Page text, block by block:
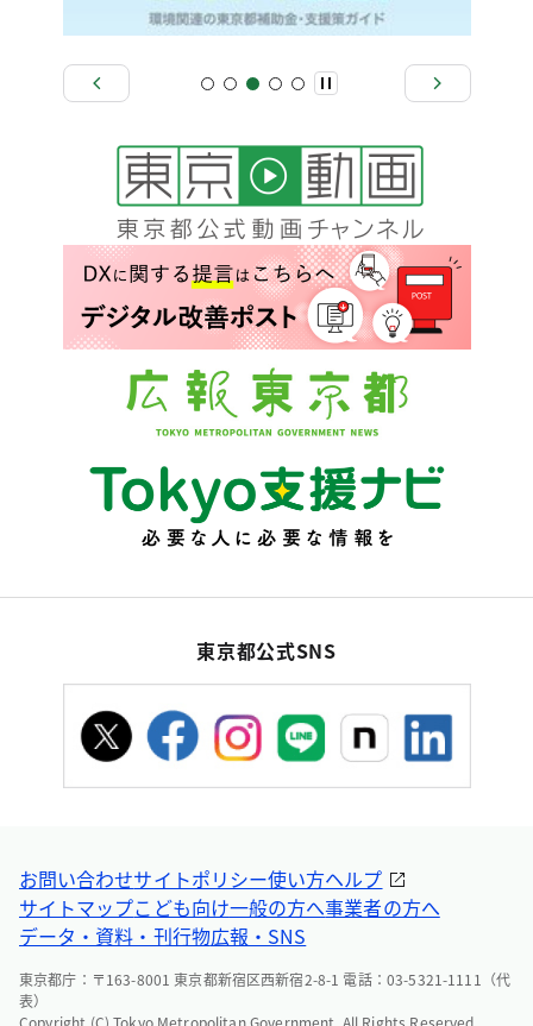
東京都公式SNS
お問い合わせサイトポリシー使い方ヘルプ
サイトマップこども向け一般の方へ事業者の方へ
データ・資料・刊行物広報・SNS
東京都庁：〒163-8001 東京都新宿区西新宿2-8-1 電話：03-5321-1111（代
表）
Copyright (C) Tokyo Metropolitan Government. All Rights Reserved.